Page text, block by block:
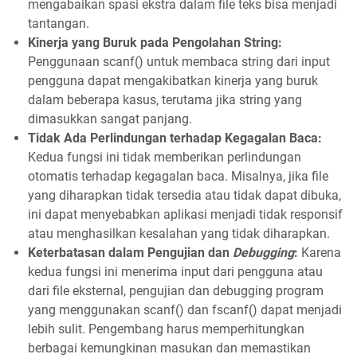
mengabaikan spasi ekstra dalam file teks bisa menjadi
tantangan.
Kinerja yang Buruk pada Pengolahan String:
Penggunaan scanf() untuk membaca string dari input
pengguna dapat mengakibatkan kinerja yang buruk
dalam beberapa kasus, terutama jika string yang
dimasukkan sangat panjang.
Tidak Ada Perlindungan terhadap Kegagalan Baca:
Kedua fungsi ini tidak memberikan perlindungan
otomatis terhadap kegagalan baca. Misalnya, jika file
yang diharapkan tidak tersedia atau tidak dapat dibuka,
ini dapat menyebabkan aplikasi menjadi tidak responsif
atau menghasilkan kesalahan yang tidak diharapkan.
Keterbatasan dalam Pengujian dan Debugging: Karena
kedua fungsi ini menerima input dari pengguna atau
dari file eksternal, pengujian dan debugging program
yang menggunakan scanf() dan fscanf() dapat menjadi
lebih sulit. Pengembang harus memperhitungkan
berbagai kemungkinan masukan dan memastikan